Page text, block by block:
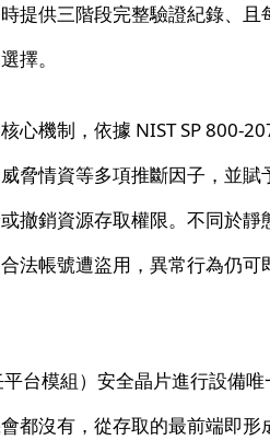
提供三階段完整驗證紀錄、且
擇。
心機制，依據 NIST SP 800-
脅情資等多項推斷因子，並賦
撤銷資源存取權限。不同於靜
法帳號遭盜用，異常行為仍可
台模組）安全晶片進行設備
都沒有，從存取的最前端即形